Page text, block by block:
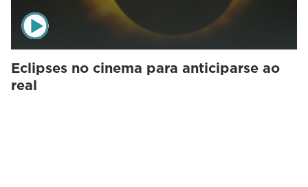
Eclipses no cinema para anticiparse ao
real